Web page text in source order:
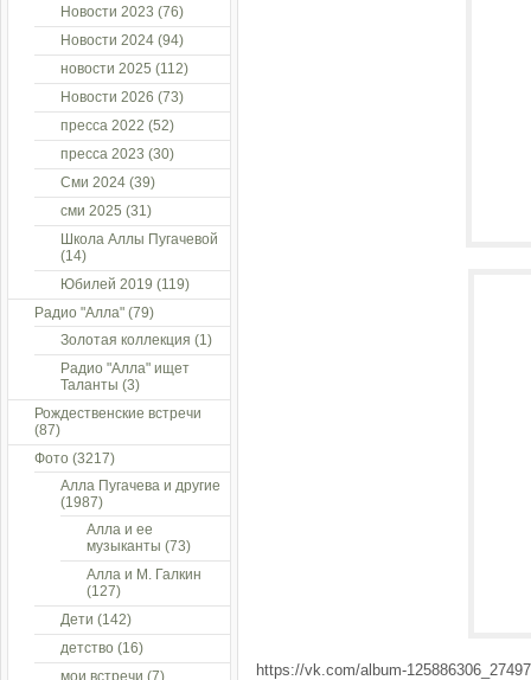
https://vk.com/album-
Новости 2023 (76)
Новости 2024 (94)
новости 2025 (112)
Новости 2026 (73)
пресса 2022 (52)
пресса 2023 (30)
Сми 2024 (39)
сми 2025 (31)
Школа Аллы Пугачевой
(14)
Юбилей 2019 (119)
Радио "Алла" (79)
Золотая коллекция (1)
Радио "Алла" ищет
Таланты (3)
Рождественские встречи
(87)
Фото (3217)
Алла Пугачева и другие
(1987)
Алла и ее
музыканты (73)
Алла и М. Галкин
(127)
Дети (142)
детство (16)
мои встречи (7)